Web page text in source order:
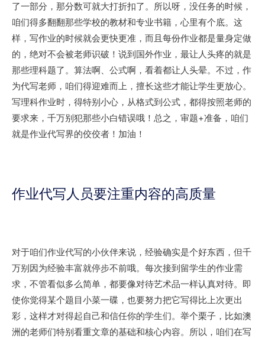
了一部分，那分数可就大打折扣了。所以呀，没任务的时候，
咱们得多翻翻那些学校的教材和专业书籍，心里有个底。这
样，写作业的时候就会更快更准，而且每份作业都是量身定做
的，绝对不会被老师识破！说到国外作业，最让人头疼的就是
那些理科题了。算法啊、公式啊，看着都让人头晕。不过，作
为代写老师，咱们得迎难而上，擅长这些才能让学生更放心。
写理科作业时，得特别小心，从格式到公式，都得按照老师的
要求来，千万别犯那些小白错误哦！总之，审题+准备，咱们
就是作业代写界的佼佼者！加油！
作业代写人员要注重内容的高质量
对于咱们作业代写的小伙伴来说，经验确实是个好东西，但千
万别因为经验丰富就停步不前哦。每次接到留学生的作业需
求，不管看似多么简单，都要像对待艺术品一样认真对待。即
使你觉得某个题目小菜一碟，也要努力把它写得比上次更出
彩，这样才对得起自己和信任你的学生们。举个栗子，比如澳
洲的老师们特别看重文章的基础和核心内容。所以，咱们在写